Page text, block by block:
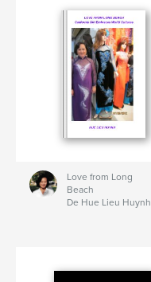
Love from Long
Beach
De Hue Lieu Huynh